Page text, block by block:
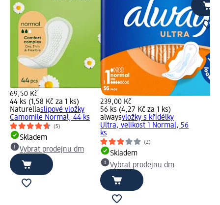
69,50 Kč
44 ks (1,58 Kč za 1 ks)
Naturellaslipové vložky
Camomile Normal, 44 ks
(5)
Skladem
Vybrat prodejnu dm
239,00 Kč
56 ks (4,27 Kč za 1 ks)
alwaysvložky s křidélky
Ultra, velikost 1 Normal, 56
ks
(2)
Skladem
Vybrat prodejnu dm